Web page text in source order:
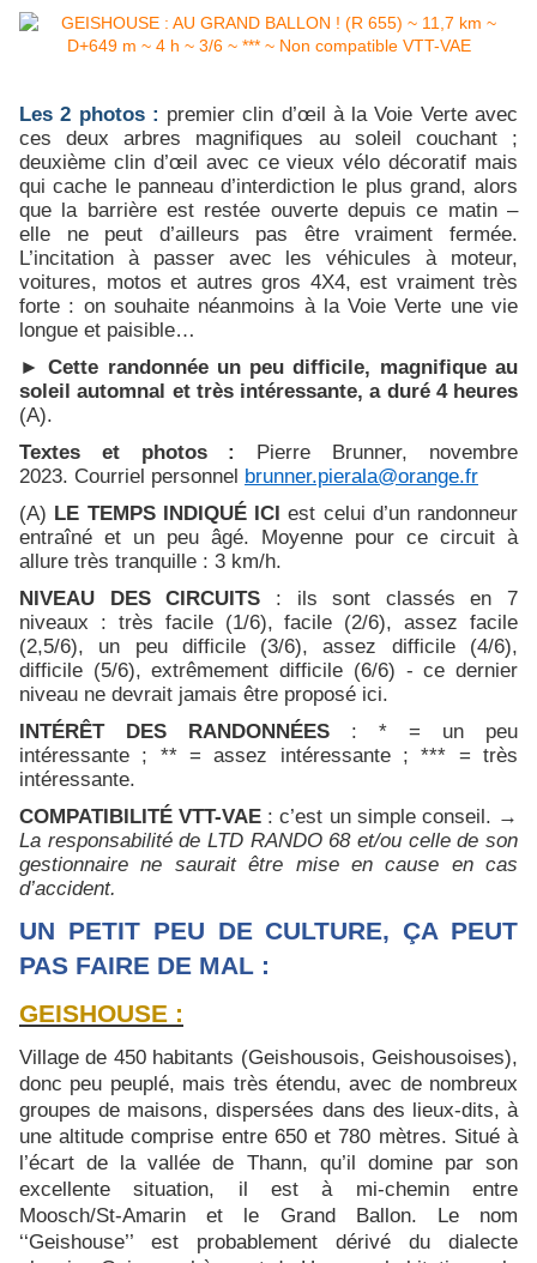
Les 2 photos : premier clin d’œil à la Voie Verte avec
ces deux arbres magnifiques au soleil couchant ;
deuxième clin d’œil avec ce vieux vélo décoratif mais
qui cache le panneau d’interdiction le plus grand, alors
que la barrière est restée ouverte depuis ce matin –
elle ne peut d’ailleurs pas être vraiment fermée.
L’incitation à passer avec les véhicules à moteur,
voitures, motos et autres gros 4X4, est vraiment très
forte : on souhaite néanmoins à la Voie Verte une vie
longue et paisible…
►Cette randonnée un peu difficile, magnifique au
soleil automnal et très intéressante, a duré 4 heures
(A).
Textes et photos : Pierre Brunner, novembre
2023. Courriel personnel brunner.pierala@orange.fr
(A) LE TEMPS INDIQUÉ ICI est celui d’un randonneur
entraîné et un peu âgé. Moyenne pour ce circuit à
allure très tranquille : 3 km/h.
NIVEAU DES CIRCUITS : ils sont classés en 7
niveaux : très facile (1/6), facile (2/6), assez facile
(2,5/6), un peu difficile (3/6), assez difficile (4/6),
difficile (5/6), extrêmement difficile (6/6) - ce dernier
niveau ne devrait jamais être proposé ici.
INTÉRÊT DES RANDONNÉES : * = un peu
intéressante ; ** = assez intéressante ; *** = très
intéressante.
COMPATIBILITÉ VTT-VAE : c’est un simple conseil. →
La responsabilité de LTD RANDO 68 et/ou celle de son
gestionnaire ne saurait être mise en cause en cas
d’accident.
UN PETIT PEU DE CULTURE, ÇA PEUT
PAS FAIRE DE MAL :
GEISHOUSE :
Village de 450 habitants (Geishousois, Geishousoises),
donc peu peuplé, mais très étendu, avec de nombreux
groupes de maisons, dispersées dans des lieux-dits, à
une altitude comprise entre 650 et 780 mètres. Situé à
l’écart de la vallée de Thann, qu’il domine par son
excellente situation, il est à mi-chemin entre
Moosch/St-Amarin et le Grand Ballon. Le nom
‘‘Geishouse’’ est probablement dérivé du dialecte